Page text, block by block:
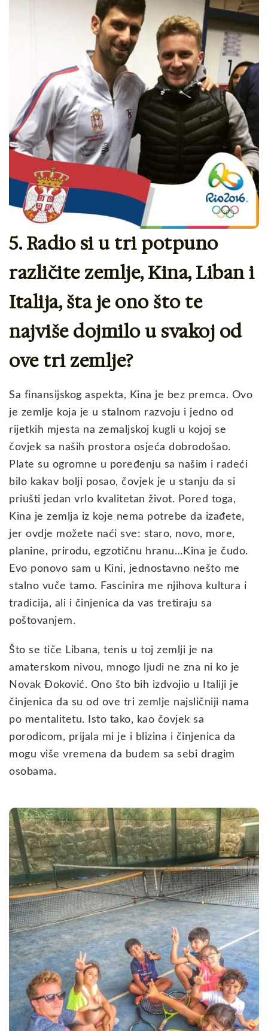
5. Radio si u tri potpuno
različite zemlje, Kina, Liban i
Italija, šta je ono što te
najviše dojmilo u svakoj od
ove tri zemlje?
Sa finansijskog aspekta, Kina je bez premca. Ovo
je zemlje koja je u stalnom razvoju i jedno od
rijetkih mjesta na zemaljskoj kugli u kojoj se
čovjek sa naših prostora osjeća dobrodošao.
Plate su ogromne u poređenju sa našim i radeći
bilo kakav bolji posao, čovjek je u stanju da si
priušti jedan vrlo kvalitetan život. Pored toga,
Kina je zemlja iz koje nema potrebe da izađete,
jer ovdje možete naći sve: staro, novo, more,
planine, prirodu, egzotičnu hranu…Kina je čudo.
Evo ponovo sam u Kini, jednostavno nešto me
stalno vuče tamo. Fascinira me njihova kultura i
tradicija, ali i činjenica da vas tretiraju sa
poštovanjem.
Što se tiče Libana, tenis u toj zemlji je na
amaterskom nivou, mnogo ljudi ne zna ni ko je
Novak Đoković. Ono što bih izdvojio u Italiji je
činjenica da su od ove tri zemlje najsličniji nama
po mentalitetu. Isto tako, kao čovjek sa
porodicom, prijala mi je i blizina i činjenica da
mogu više vremena da budem sa sebi dragim
osobama.